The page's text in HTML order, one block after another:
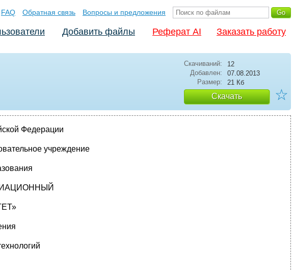
FAQ Обратная связь Вопросы и предложения
Добавить файлы Реферат AI Заказать работу
Скачиваний:
12
Добавлен:
07.08.2013
Размер:
21 Кб
Скачать ☆
Федерации
учреждение